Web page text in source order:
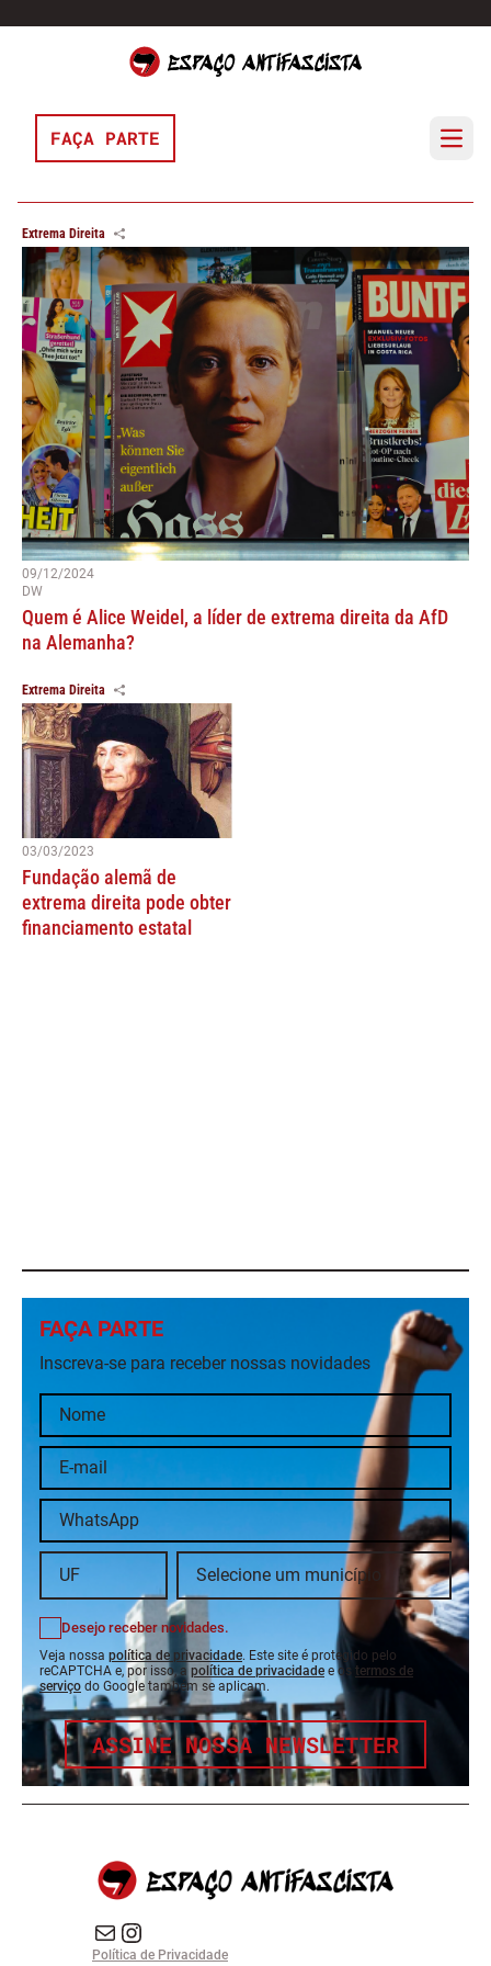
FAÇA PARTE Open
Extrema Direita
09/12/2024
DW
Quem é Alice Weidel, a líder de extrema direita da AfD
na Alemanha?
Extrema Direita
03/03/2023
Fundação alemã de
extrema direita pode obter
financiamento estatal
FAÇA PARTE
Inscreva-se para receber nossas novidades
Desejo receber novidades.
Veja nossa política de privacidade. Este site é protegido pelo
reCAPTCHA e, por isso, a política de privacidade e os termos de
serviço do Google também se aplicam.
ASSINE NOSSA NEWSLETTER
E-mail Instagram do Espaço Antifascista
Política de Privacidade